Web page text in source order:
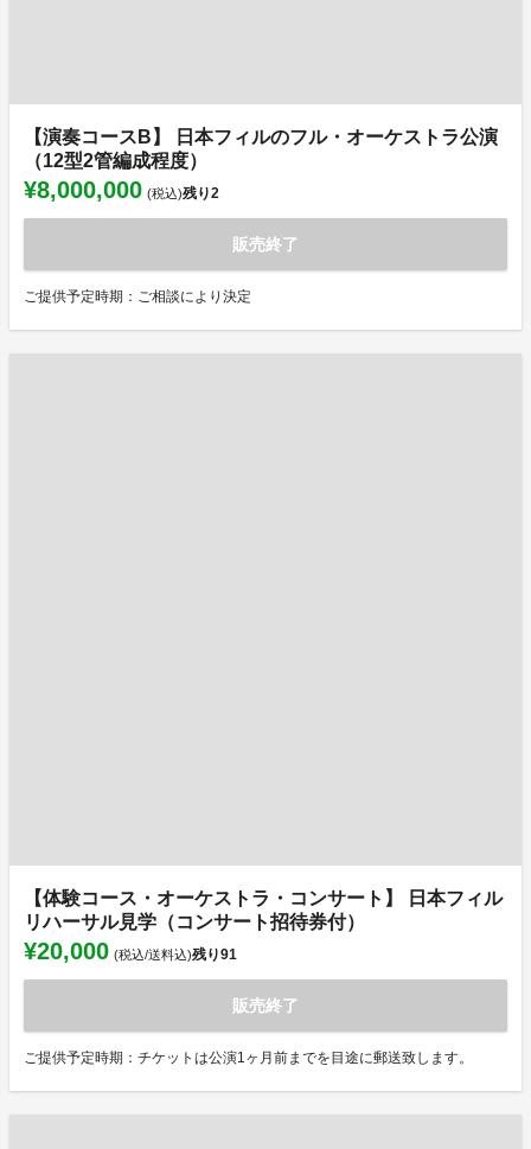
【演奏コースB】 日本フィルのフル・オーケストラ公演
（12型2管編成程度）
¥8,000,000 (税込)残り2
販売終了
ご提供予定時期：ご相談により決定
【体験コース・オーケストラ・コンサート】 日本フィル
リハーサル見学（コンサート招待券付）
¥20,000 (税込/送料込)残り91
販売終了
ご提供予定時期：チケットは公演1ヶ月前までを目途に郵送致します。